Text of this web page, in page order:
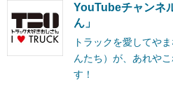
YouTubeチャンネ
ん」
トラックを愛してや
んたち）が、あれや
す！